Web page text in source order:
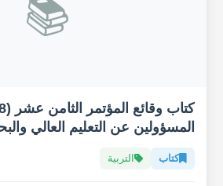
📚
المسؤولين عن التعليم العالي
كتاب التربية